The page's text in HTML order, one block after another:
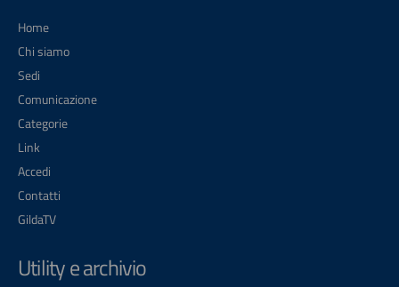
Home
Chi siamo
Sedi
Comunicazione
Categorie
Link
Accedi
Contatti
GildaTV
Utility e archivio